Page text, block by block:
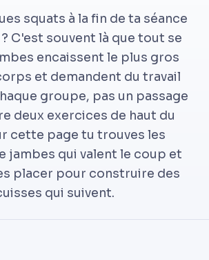
squats à la fin de ta séance
C'est souvent là que tout se
encaissent le plus gros
et demandent du travail
groupe, pas un passage
deux exercices de haut du
cette page tu trouves les
jambes qui valent le coup et
placer pour construire des
qui suivent.